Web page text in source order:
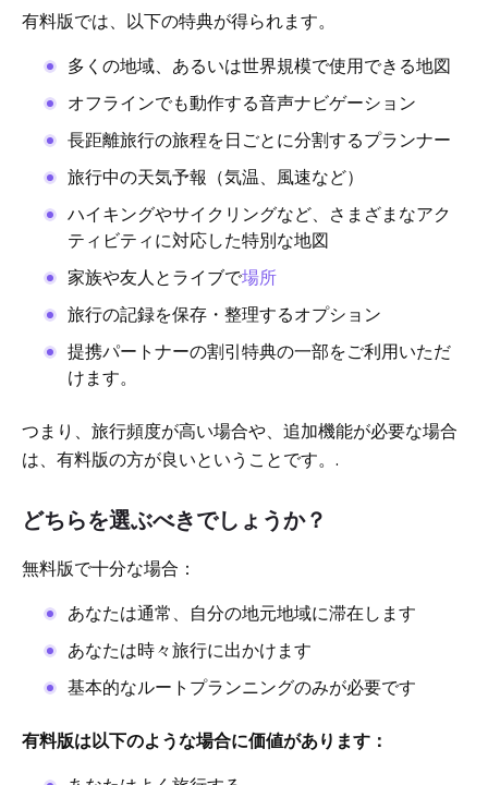
有料版では、以下の特典が得られます。
多くの地域、あるいは世界規模で使用できる地図
オフラインでも動作する音声ナビゲーション
長距離旅行の旅程を日ごとに分割するプランナー
旅行中の天気予報（気温、風速など）
ハイキングやサイクリングなど、さまざまなアク
ティビティに対応した特別な地図
家族や友人とライブで場所
旅行の記録を保存・整理するオプション
提携パートナーの割引特典の一部をご利用いただ
けます。
つまり、旅行頻度が高い場合や、追加機能が必要な場合
は、有料版の方が良いということです。.
どちらを選ぶべきでしょうか？
無料版で十分な場合：
あなたは通常、自分の地元地域に滞在します
あなたは時々旅行に出かけます
基本的なルートプランニングのみが必要です
有料版は以下のような場合に価値があります：